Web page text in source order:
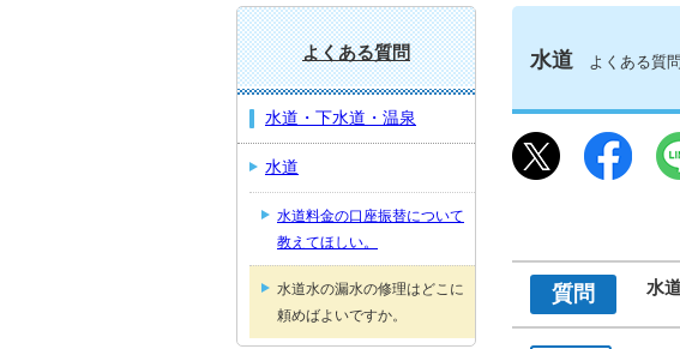
水道 よくある質問
質問 水
よくある質問
水道・下水道・温泉
水道
水道料金の口座振替について
教えてほしい。
水道水の漏水の修理はどこに
頼めばよいですか。